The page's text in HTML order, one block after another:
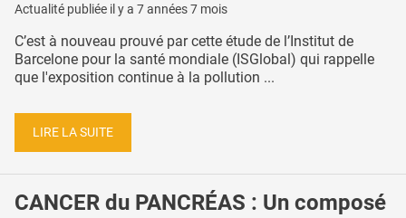
Actualité publiée il y a 7 années 7 mois
C’est à nouveau prouvé par cette étude de l’Institut de
Barcelone pour la santé mondiale (ISGlobal) qui rappelle
que l'exposition continue à la pollution ...
LIRE LA SUITE
CANCER du PANCRÉAS : Un composé